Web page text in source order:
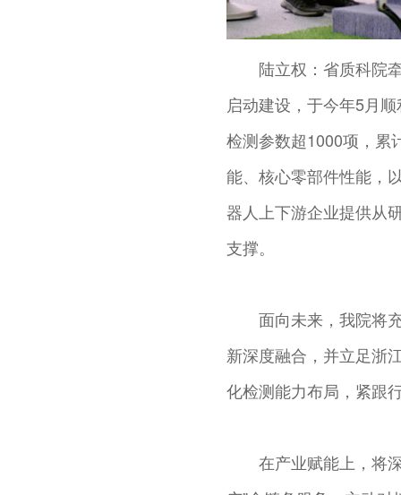
陆立权：省质科院
启动建设，于今年5月
检测参数超1000项，累
能、核心零部件性能，
器人上下游企业提供从
支撑。
面向未来，我院将
新深度融合，并立足浙
化检测能力布局，紧跟
在产业赋能上，将